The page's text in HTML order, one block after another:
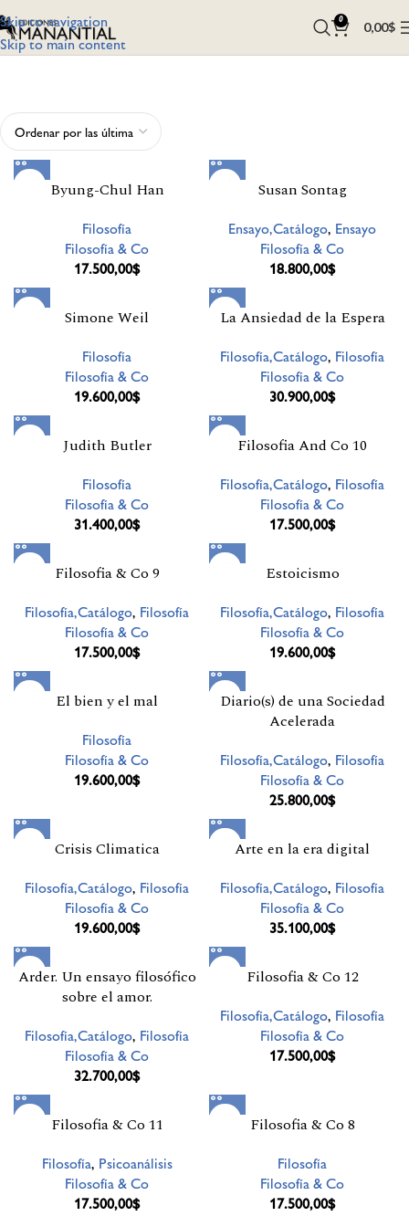
Skip to navigation
Skip to main content
0 0,00$
Byung-Chul Han
Filosofía
Filosofía & Co
17.500,00$
Susan Sontag
Ensayo,Catálogo, Ensayo
Filosofía & Co
18.800,00$
Simone Weil
Filosofía
Filosofía & Co
19.600,00$
La Ansiedad de la Espera
Filosofía,Catálogo, Filosofía
Filosofía & Co
30.900,00$
Judith Butler
Filosofía
Filosofía & Co
31.400,00$
Filosofia And Co 10
Filosofía,Catálogo, Filosofía
Filosofía & Co
17.500,00$
Filosofia & Co 9
Filosofía,Catálogo, Filosofía
Filosofía & Co
17.500,00$
Estoicismo
Filosofía,Catálogo, Filosofía
Filosofía & Co
19.600,00$
El bien y el mal
Filosofía
Filosofía & Co
19.600,00$
Diario(s) de una Sociedad
Acelerada
Filosofía,Catálogo, Filosofía
Filosofía & Co
25.800,00$
Crisis Climatica
Filosofía,Catálogo, Filosofía
Filosofía & Co
19.600,00$
Arte en la era digital
Filosofía,Catálogo, Filosofía
Filosofía & Co
35.100,00$
Arder. Un ensayo filosófico
sobre el amor.
Filosofía,Catálogo, Filosofía
Filosofía & Co
32.700,00$
Filosofia & Co 12
Filosofía,Catálogo, Filosofía
Filosofía & Co
17.500,00$
Filosofia & Co 11
Filosofía, Psicoanálisis
Filosofía & Co
17.500,00$
Filosofia & Co 8
Filosofía
Filosofía & Co
17.500,00$